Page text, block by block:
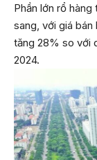
Phần lớn rổ
sang, với giá bán
tăng 28% so với
2024.